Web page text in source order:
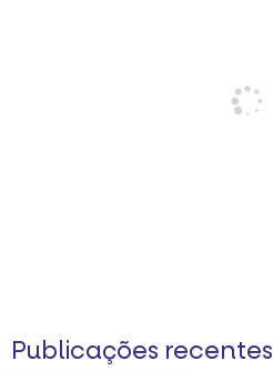
Publicações recentes